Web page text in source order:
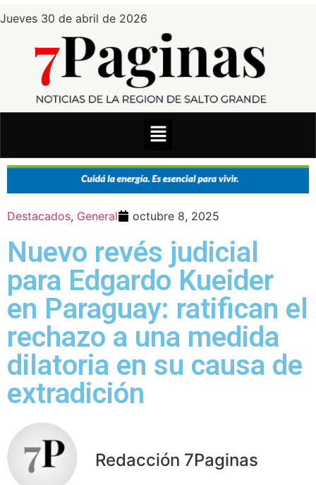
Jueves 30 de abril de 2026
Destacados, General octubre 8, 2025
Nuevo revés judicial
para Edgardo Kueider
en Paraguay: ratifican el
rechazo a una medida
dilatoria en su causa de
extradición
Redacción 7Paginas